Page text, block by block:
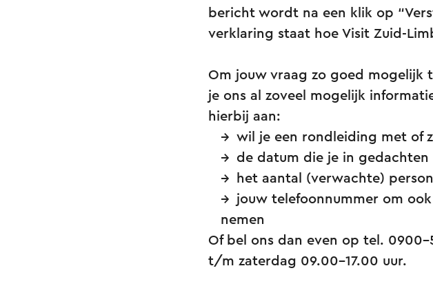
bericht wordt na een klik op
verklaring staat hoe Visit Zuid-
Om jouw vraag zo goed
je ons al zoveel mogelijk
hierbij aan:
wil je een rondleiding met of
de datum die je in gedachten
het aantal (verwachte)
jouw telefoonnummer om
nemen
Of bel ons dan even op tel. 0900-
t/m zaterdag 09.00-17.00 uur.